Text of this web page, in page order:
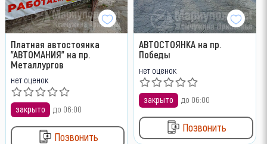
Платная автостоянка
"АВТОМАНИЯ" на пр.
Металлургов
нет оценок
закрыто до 06:00
Позвонить
АВТОСТОЯНКА на пр.
Победы
нет оценок
закрыто до 06:00
Позвонить